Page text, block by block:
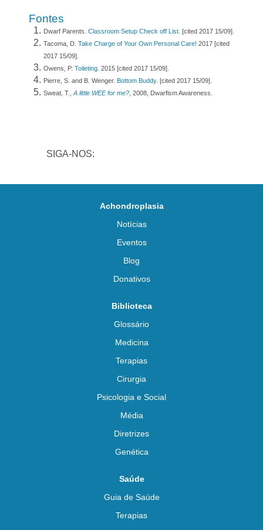
Fontes
Dwarf Parents. Classroom Setup Check off List. [cited 2017 15/09]
Tacoma, D. Take Charge of Your Own Personal Care! 2017 [cited
2017 15/09].
Owens, P. Toileting . 2015 [cited 2017 15/09].
Pierre, S. and B. Wenger. Bottom Buddy. [cited 2017 15/09].
Sweat, T., A little WEE for me? , 2008, Dwarfism Awareness.
SIGA-NOS:
Achondroplasia
Notícias
Eventos
Blog
Donativos
Biblioteca
Glossário
Medicina
Terapias
Cirurgia
Psicologia e Social
Média
Diretrizes
Genética
Saúde
Guia de Saúde
Terapias